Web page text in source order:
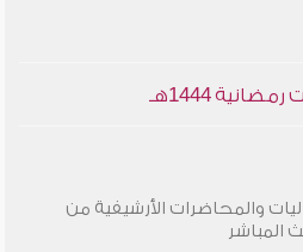
1444هـ
والمحاضرات الأرشيفية من
المباشر